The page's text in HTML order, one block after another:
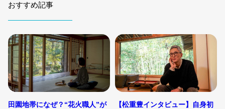
おすすめ記事
田園地帯になぜ？“花火職人”が
【松重豊インタビュー】自身初